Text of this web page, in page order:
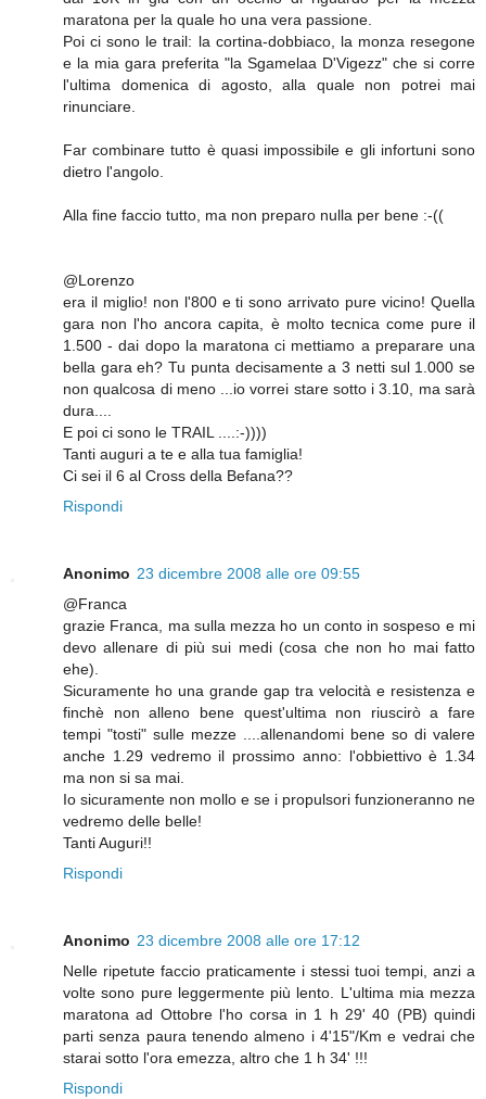
maratona per la quale ho una vera passione.
Poi ci sono le trail: la cortina-dobbiaco, la monza resegone
e la mia gara preferita "la Sgamelaa D'Vigezz" che si corre
l'ultima domenica di agosto, alla quale non potrei mai
rinunciare.
Far combinare tutto è quasi impossibile e gli infortuni sono
dietro l'angolo.
Alla fine faccio tutto, ma non preparo nulla per bene :-((
@Lorenzo
era il miglio! non l'800 e ti sono arrivato pure vicino! Quella
gara non l'ho ancora capita, è molto tecnica come pure il
1.500 - dai dopo la maratona ci mettiamo a preparare una
bella gara eh? Tu punta decisamente a 3 netti sul 1.000 se
non qualcosa di meno ...io vorrei stare sotto i 3.10, ma sarà
dura....
E poi ci sono le TRAIL ....:-))))
Tanti auguri a te e alla tua famiglia!
Ci sei il 6 al Cross della Befana??
Rispondi
Anonimo 23 dicembre 2008 alle ore 09:55
@Franca
grazie Franca, ma sulla mezza ho un conto in sospeso e mi
devo allenare di più sui medi (cosa che non ho mai fatto
ehe).
Sicuramente ho una grande gap tra velocità e resistenza e
finchè non alleno bene quest'ultima non riuscirò a fare
tempi "tosti" sulle mezze ....allenandomi bene so di valere
anche 1.29 vedremo il prossimo anno: l'obbiettivo è 1.34
ma non si sa mai.
Io sicuramente non mollo e se i propulsori funzioneranno ne
vedremo delle belle!
Tanti Auguri!!
Rispondi
Anonimo 23 dicembre 2008 alle ore 17:12
Nelle ripetute faccio praticamente i stessi tuoi tempi, anzi a
volte sono pure leggermente più lento. L'ultima mia mezza
maratona ad Ottobre l'ho corsa in 1 h 29' 40 (PB) quindi
parti senza paura tenendo almeno i 4'15"/Km e vedrai che
starai sotto l'ora emezza, altro che 1 h 34' !!!
Rispondi